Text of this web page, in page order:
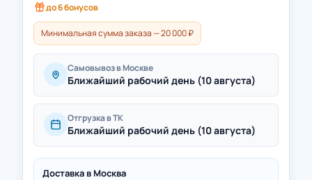
до6бонусов
Минимальная сумма заказа — 20 000 ₽
Самовывоз в Москве
Ближайший рабочий день (10 августа)
Отгрузка в ТК
Ближайший рабочий день (10 августа)
Доставка в Москва